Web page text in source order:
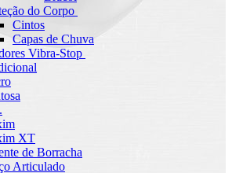
do Corpo
Cintos
Capas de Chuva
Vibra-Stop
XT
de Borracha
Articulado